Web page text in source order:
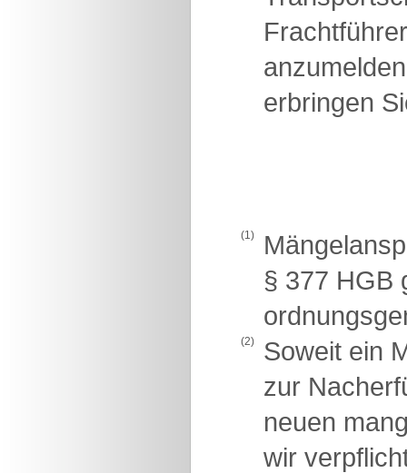
erbringen
(1)
§ 377 HGB
(2)
Soweit ein
zur
neuen
wir